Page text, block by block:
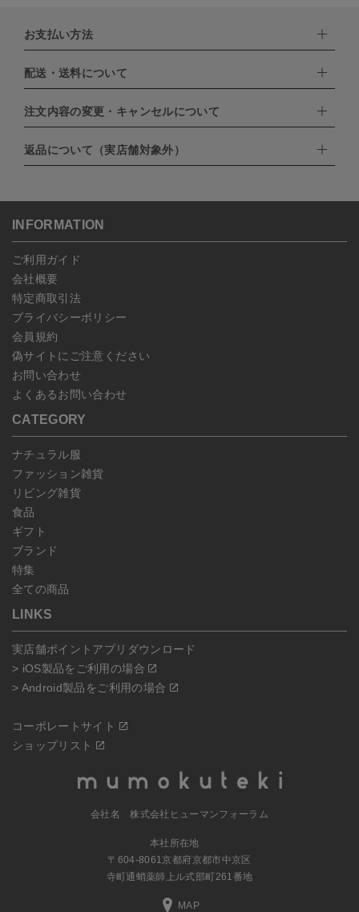
お支払い方法
下記お支払い方法よりお選びいただけます。
・クレジットカード（VISA,mastercard,JCB,AMERICAN
EXPRESS,Diners Club）
・PayPay
・NP後払い
配送・送料について
配達業者：日本郵便
北海道：1,400円
沖縄：1,400円
注文内容の変更・キャンセルについて
ご注文日当日から翌日のAM9:00までにご連絡頂いた場合はキャン
セルは可能です。
ンセルしていただいた後、ご希望の商品のみ再度ご注文お願いしま
予約商品など一部キャンセルが出来ない場合がございます。あらか
じめご了承ください。
返品について（実店舗対象外）
こちらよりご依頼ください。
INFORMATION
ご利用ガイド
会社概要
特定商取引法
プライバシーポリシー
会員規約
偽サイトにご注意ください
お問い合わせ
よくあるお問い合わせ
CATEGORY
ナチュラル服
ファッション雑貨
リビング雑貨
食品
ギフト
ブランド
特集
全ての商品
LINKS
実店舗ポイントアプリダウンロード
> iOS製品をご利用の場合
> Android製品をご利用の場合
コーポレートサイト
ショップリスト
会社名 株式会社ヒューマンフォーラム
本社所在地
〒604-8061京都府京都市中京区
寺町通蛸薬師上ル式部町261番地
MAP